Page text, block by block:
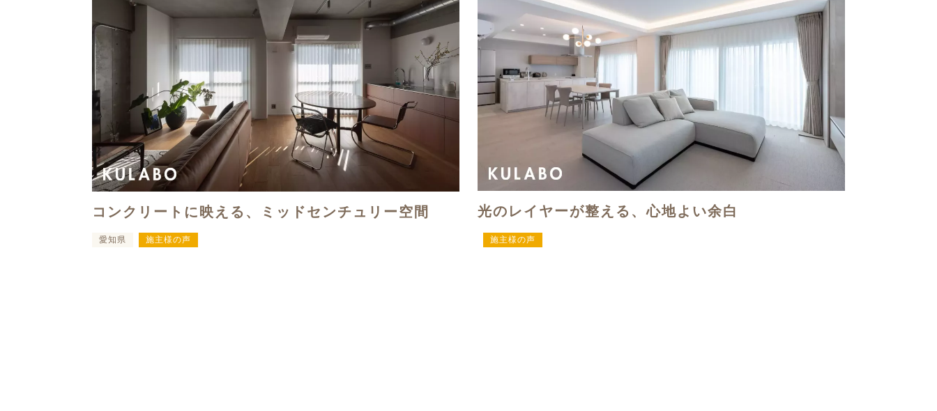
コンクリートに映える、ミッドセンチュリー空間
愛知県 施主様の声
光のレイヤーが整える、心地よい余白
施主様の声